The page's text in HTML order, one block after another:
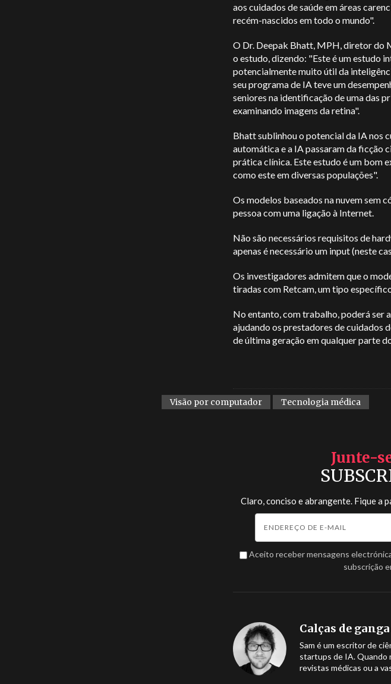
aos cuidados de saúde em áreas
recém-nascidos em todo o mundo".
O Dr. Deepak Bhatt, MPH, diretor do
o estudo, dizendo: "Este é um estudo
potencialmente muito útil da
seu programa de IA teve um
seniores na identificação de uma das
examinando imagens da retina".
Bhatt sublinhou o potencial da IA nos
automática e a IA passaram da ficção
prática clínica. Este estudo é um bom
como este em diversas populações".
Os modelos baseados na nuvem sem
pessoa com uma ligação à Internet.
Não são necessários requisitos de
apenas é necessário um input (neste
Os investigadores admitem que o
tiradas com Retcam, um tipo
No entanto, com trabalho, poderá ser
ajudando os prestadores de cuidados
de última geração em qualquer parte
Visão por computador Tecnologia médica
Junte-
Claro, conciso e abrangente. Fique a
Aceito receber mensagens
subscrição
Calças de
Sam é um escritor de
startups de IA. Quando
revistas médicas ou a